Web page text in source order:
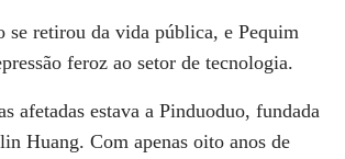
se retirou da vida pública, e Pequim
feroz ao setor de tecnologia.
afetadas estava a Pinduoduo, fundada
Huang. Com apenas oito anos de